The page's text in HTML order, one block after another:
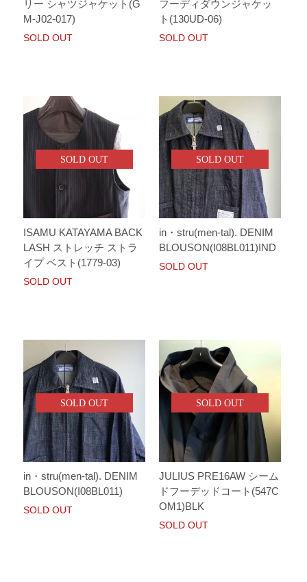
リー シャツジャケット(G
M-J02-017)
SOLD OUT
フーディダウンジャケッ
ト(130UD-06)
SOLD OUT
SOLD OUT
ISAMU KATAYAMA BACK
LASH ストレッチ ストラ
イプ ベスト(1779-03)
SOLD OUT
SOLD OUT
in・stru(men-tal). DENIM
BLOUSON(I08BL011)IND
SOLD OUT
SOLD OUT
in・stru(men-tal). DENIM
BLOUSON(I08BL011)
SOLD OUT
SOLD OUT
JULIUS PRE16AW シーム
ドフーデッドコート(547C
OM1)BLK
SOLD OUT